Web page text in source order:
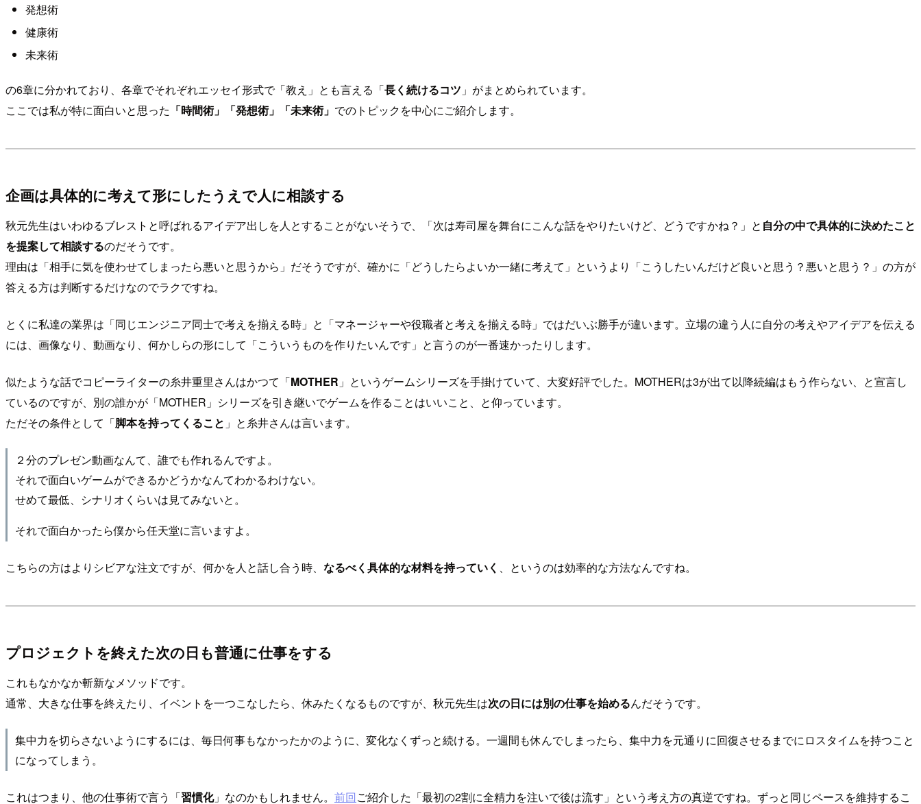
発想術
健康術
未来術
の6章に分かれており、各章でそれぞれエッセイ形式で「教え」とも言える「長く続けるコツ 」がまとめられています。
ここでは私が特に面白いと思った 「時間術」「発想術」「未来術」 でのトピックを中心にご紹介します。
企画は具体的に考えて形にしたうえで人に相談する
秋元先生はいわゆるブレストと呼ばれるアイデア出しを人とすることがないそうで、「次は寿司屋を舞台にこんな話をやりたいけど、どうですかね？」と 自分の中で具体的に決めたこと
を提案して相談するのだそうです。
理由は「相手に気を使わせてしまったら悪いと思うから」だそうですが、確かに「どうしたらよいか一緒に考えて」というより「こうしたいんだけど良いと思う？悪いと思う？」の方が
答える方は判断するだけなのでラクですね。
とくに私達の業界は「同じエンジニア同士で考えを揃える時」と「マネージャーや役職者と考えを揃える時」ではだいぶ勝手が違います。立場の違う人に自分の考えやアイデアを伝える
には、画像なり、動画なり、何かしらの形にして「こういうものを作りたいんです」と言うのが一番速かったりします。
似たような話でコピーライターの糸井重里さんはかつて「MOTHER 」というゲームシリーズを手掛けていて、大変好評でした。MOTHERは3が出て以降続編はもう作らない、と宣言し
ているのですが、別の誰かが「MOTHER」シリーズを引き継いでゲームを作ることはいいこと、と仰っています。
ただその条件として「脚本を持ってくること 」と糸井さんは言います。
２分のプレゼン動画なんて、誰でも作れるんですよ。
それで面白いゲームができるかどうかなんてわかるわけない。
せめて最低、シナリオくらいは見てみないと。
それで面白かったら僕から任天堂に言いますよ。
こちらの方はよりシビアな注文ですが、何かを人と話し合う時、 なるべく具体的な材料を持っていく 、というのは効率的な方法なんですね。
プロジェクトを終えた次の日も普通に仕事をする
これもなかなか斬新なメソッドです。
通常、大きな仕事を終えたり、イベントを一つこなしたら、休みたくなるものですが、秋元先生は次の日には別の仕事を始めるんだそうです。
集中力を切らさないようにするには、毎日何事もなかったかのように、変化なくずっと続ける。一週間も休んでしまったら、集中力を元通りに回復させるまでにロスタイムを持つこと
になってしまう。
これはつまり、他の仕事術で言う「習慣化」なのかもしれません。 前回ご紹介した「最初の2割に全精力を注いで後は流す」という考え方の真逆ですね。ずっと同じペースを維持するこ